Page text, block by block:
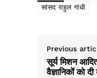
सांसद राहुल गांधी
Previous
सूर्य मिशन
वैज्ञानिकों को